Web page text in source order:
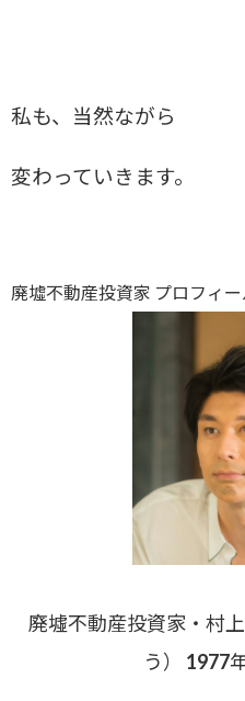
私も、当然ながら
変わっていきます。
廃墟不動産投資家 プロフィー
廃墟不動産投資家・村
う） 1977